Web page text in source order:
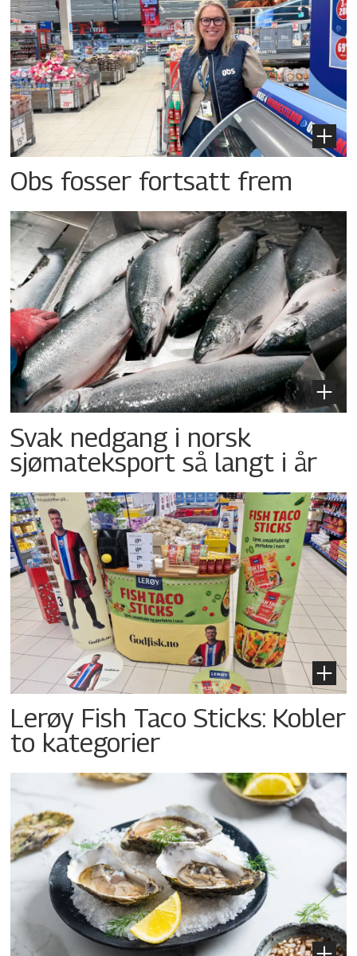
Obs fosser fortsatt frem
Svak nedgang i norsk
sjømateksport så langt i år
Lerøy Fish Taco Sticks: Kobler
to kategorier